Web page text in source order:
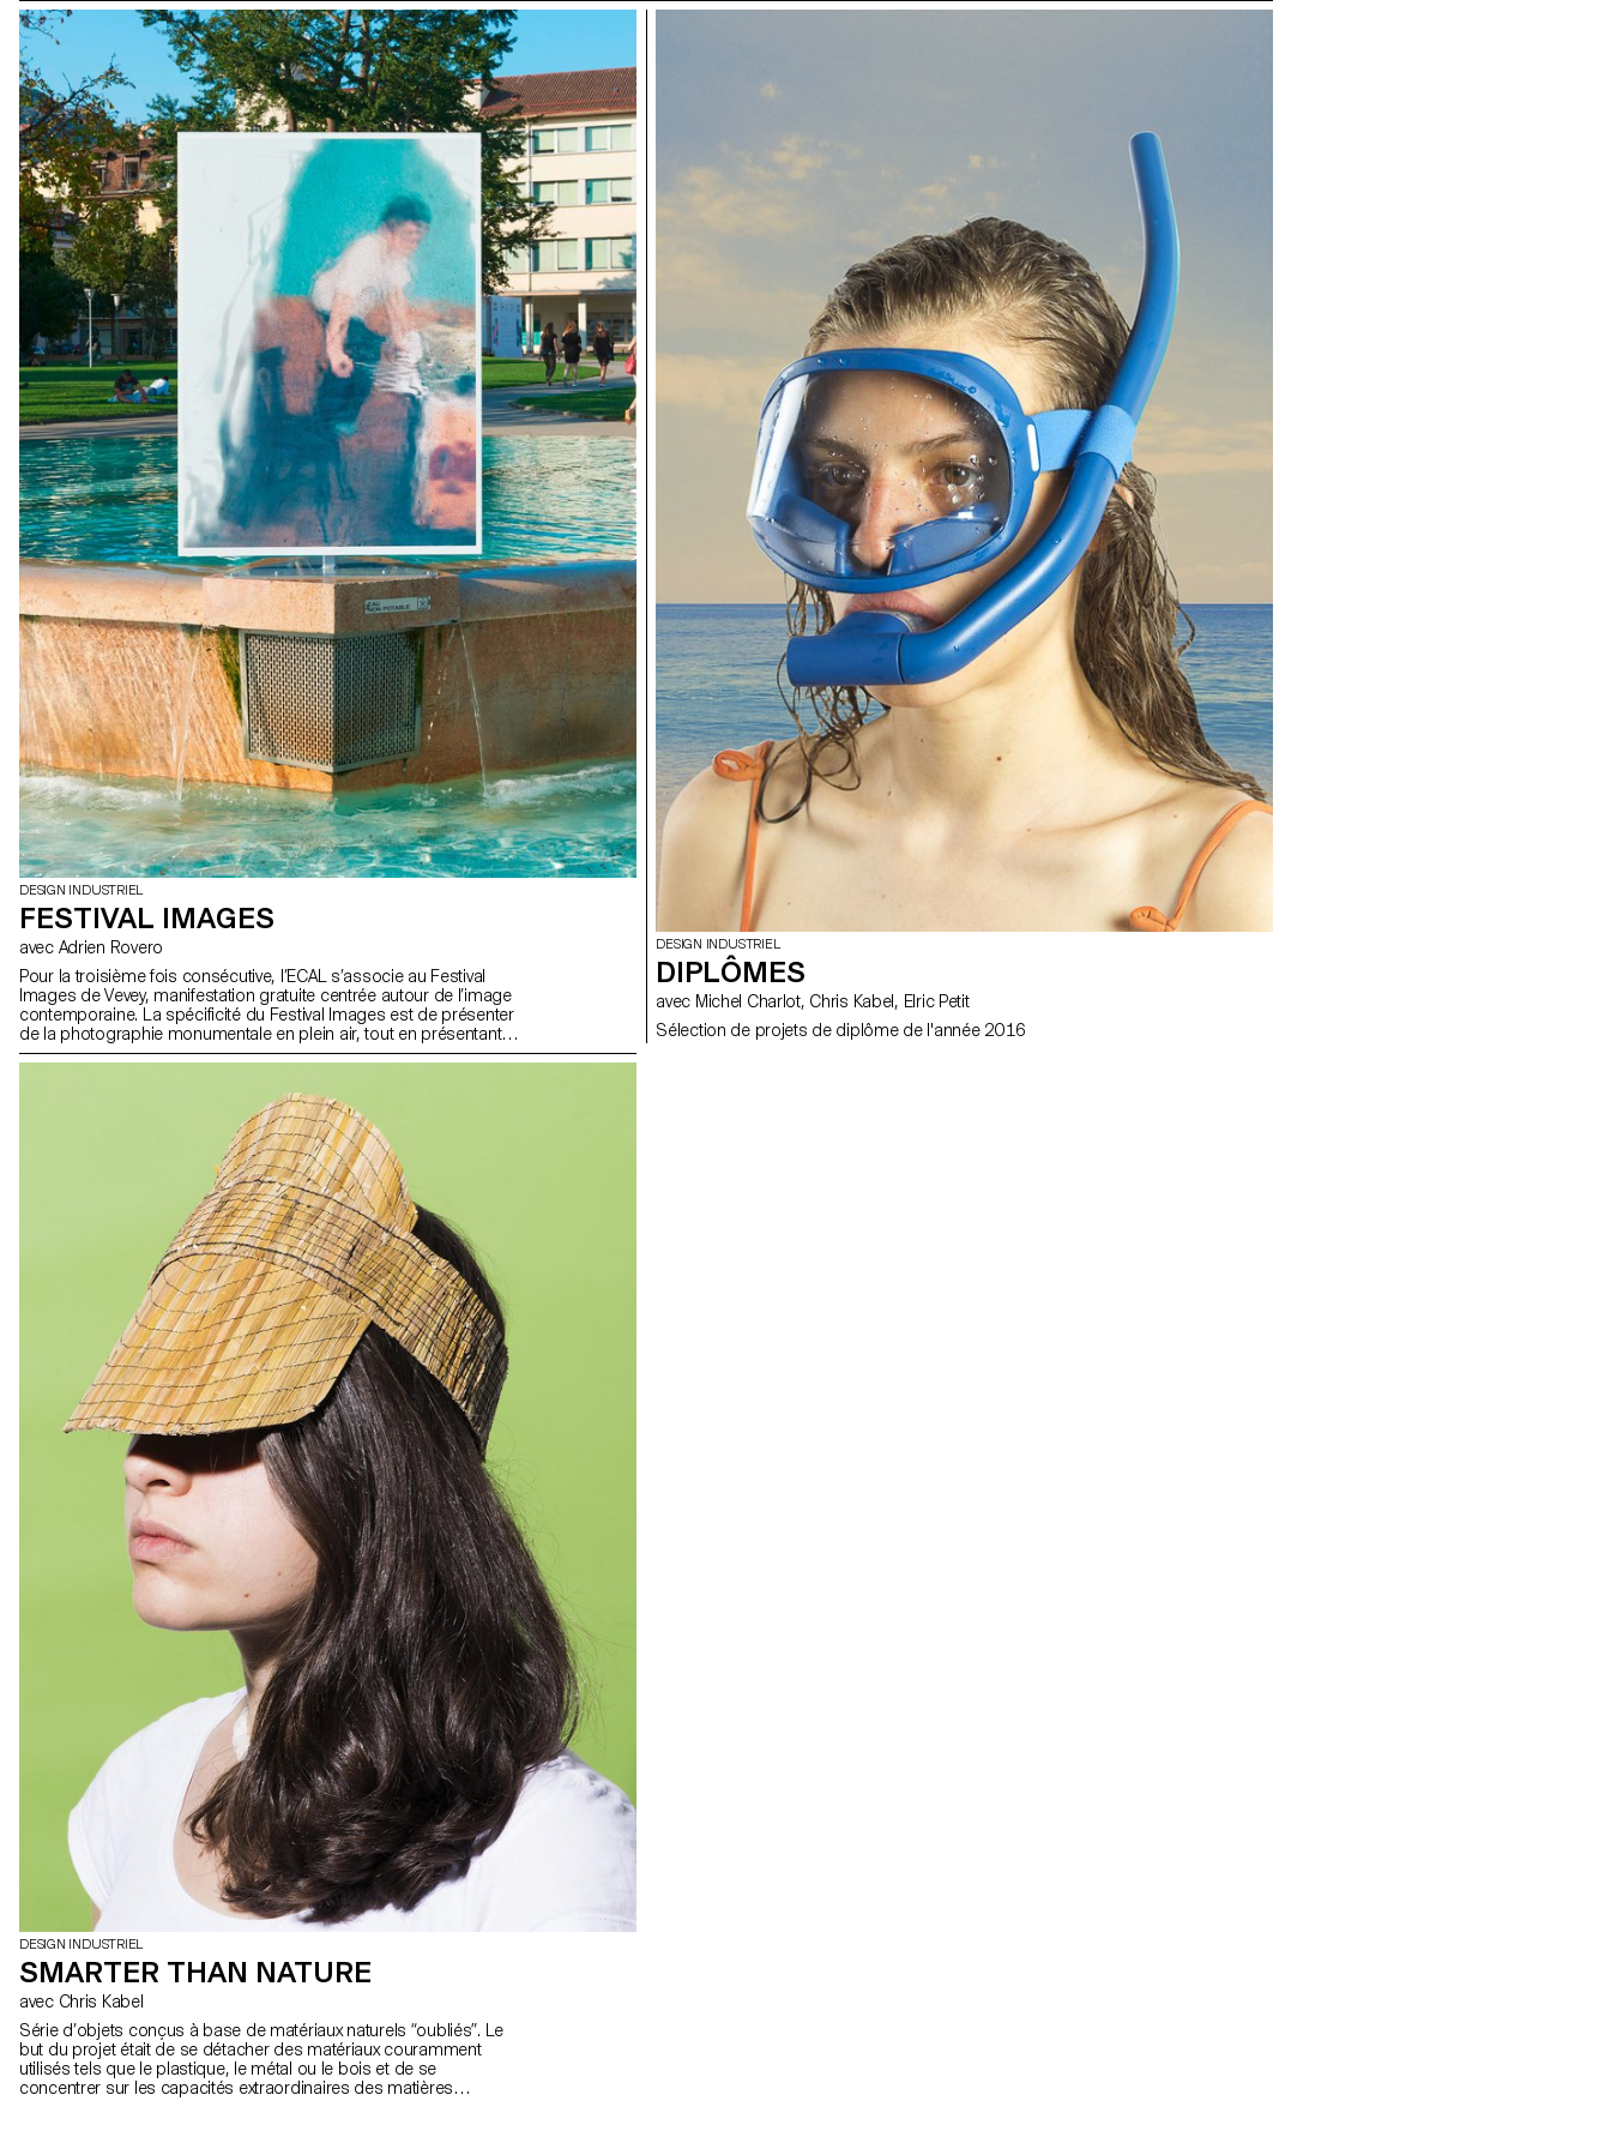
DESIGN INDUSTRIEL
FESTIVAL IMAGES
avec Adrien Rovero
Pour la troisième fois consécutive, l’ECAL s’associe au Festival
Images de Vevey, manifestation gratuite centrée autour de l’image
contemporaine. La spécificité du Festival Images est de présenter
de la photographie monumentale en plein air, tout en présentant
des projets autours de l’image dans un sens plus large en
RAFT de 2014, les étudiants de 3e année Bachelor Design
Industriel ont créé des dispositifs «aquatiques» investissant les
berges de Vevey le temps du Festival Images.
DESIGN INDUSTRIEL
DIPLÔMES
avec Michel Charlot, Chris Kabel, Elric Petit
Sélection de projets de diplôme de l'année 2016
DESIGN INDUSTRIEL
SMARTER THAN NATURE
avec Chris Kabel
Série d’objets conçus à base de matériaux naturels “oubliés”. Le
but du projet était de se détacher des matériaux couramment
utilisés tels que le plastique, le métal ou le bois et de se
concentrer sur les capacités extraordinaires des matières